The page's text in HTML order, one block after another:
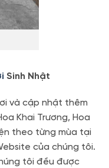
Sinh Nhật
và cập nhật thêm
Khai Trương, Hoa
theo từng mùa tại
của chúng tôi.
tôi đều được